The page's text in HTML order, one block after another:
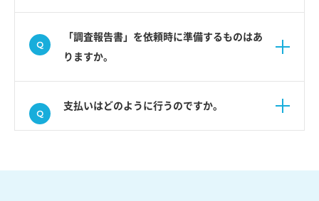
「調査報告書」を依頼時に準備するものはあ
りますか。
支払いはどのように行うのですか。